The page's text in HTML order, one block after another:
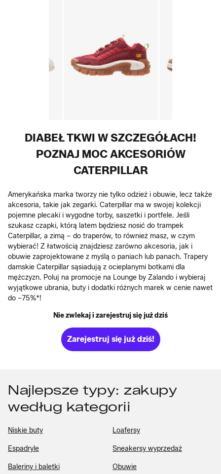
DIABEŁ TKWI W SZCZEGÓŁACH!
POZNAJ MOC AKCESORIÓW
CATERPILLAR
Amerykańska marka tworzy nie tylko odzież i obuwie, lecz także
akcesoria, takie jak zegarki. Caterpillar ma w swojej kolekcji
pojemne plecaki i wygodne torby, saszetki i portfele. Jeśli
szukasz czapki, którą latem będziesz nosić do trampek
Caterpillar, a zimą – do traperów, to również masz, w czym
wybierać! Z łatwością znajdziesz zarówno akcesoria, jak i
obuwie zaprojektowane z myślą o paniach lub panach. Trapery
damskie Caterpillar sąsiadują z ocieplanymi botkami dla
mężczyzn. Poluj na promocje na Lounge by Zalando i wybieraj
wyjątkowe ubrania, buty i dodatki różnych marek w cenie nawet
do –75%*!
Nie zwlekaj i zarejestruj się już dziś
Zarejestruj się już dziś!
Najlepsze typy: zakupy
według kategorii
Niskie buty Loafersy
Espadryle Sneakersy wyprzedaż
Baleriny i baletki Obuwie